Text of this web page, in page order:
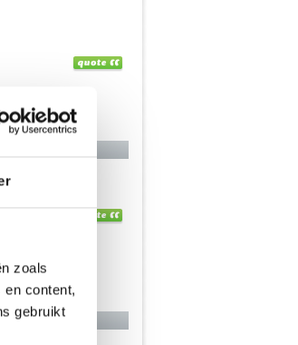
zoals
en content,
gebruikt